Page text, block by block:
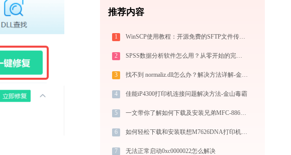
推荐内容
1 WinSCP使用教程：开源免费的SFTP文件传输工具，运维必备远程管理利器
2 SPSS数据分析软件怎么用？从零开始的完整操作指南（附实战案例）
3 找不到 normaliz.dll怎么办？解决方法详解-金山毒霸
4 佳能iP4300打印机连接问题解决方法-金山毒霸
5 一文带你了解如何下载及安装兄弟MFC-8860DN打印机驱动
6 如何轻松下载和安装联想M7626DNA打印机驱动？跟着这篇指南走
7 无法正常启动0xc0000022怎么解决